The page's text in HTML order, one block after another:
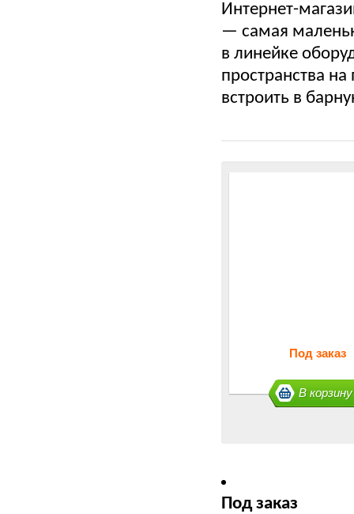
Интернет-
— самая
в линейке
пространства
встроить в
Под заказ
В корзину
Под заказ